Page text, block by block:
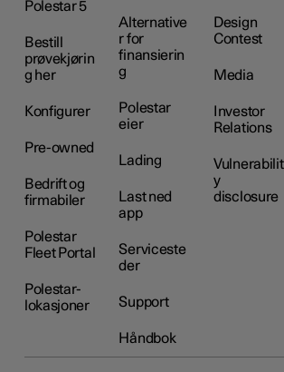
Polestar 5
Bestill
prøvekjørin
g her
Konfigurer
Pre-owned
Bedrift og
firmabiler
Polestar
Fleet Portal
Polestar-
lokasjoner
Alternative
r for
finansierin
g
Polestar
eier
Lading
Last ned
app
Serviceste
der
Support
Håndbok
Design
Contest
Media
Investor
Relations
Vulnerabilit
y
disclosure